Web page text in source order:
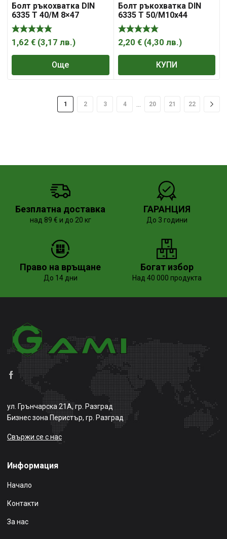
Болт ръкохватка DIN
6335 T 40/M 8×47
1,62 € (3,17 лв.)
Още
Болт ръкохватка DIN
6335 T 50/M10x44
2,20 € (4,30 лв.)
КУПИ
1 2 3 4 20 21 22
Безплатна доставка
над 89 € и до 20 кг
ГАРАНЦИЯ
До 3 години
Право на връщане
До 14 дни
Богат избор
Над 40 000 продукта
ул. Грънчарска 21А, гр. Разград
Бизнес зона Перистър, гр. Разград
Свържи се с нас
Информация
Начало
Контакти
За нас